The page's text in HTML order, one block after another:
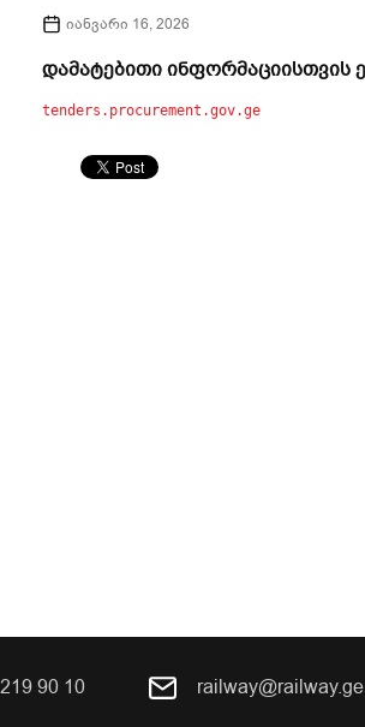
იანვარი 16, 2026
დამატებითი ინფორმაციისთვის
tenders.procurement.gov.ge
90 10 railway@railway.ge